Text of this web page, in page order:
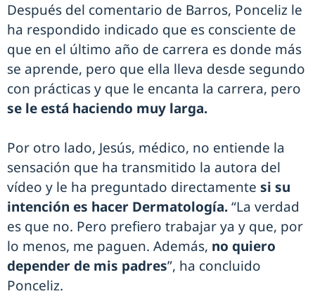
Después del comentario de Barros, Ponceliz le
ha respondido indicado que es consciente de
que en el último año de carrera es donde más
se aprende, pero que ella lleva desde segundo
con prácticas y que le encanta la carrera, pero
se le está haciendo muy larga.
Por otro lado, Jesús, médico, no entiende la
sensación que ha transmitido la autora del
vídeo y le ha preguntado directamente si su
intención es hacer Dermatología.“La verdad
es que no. Pero prefiero trabajar ya y que, por
lo menos, me paguen. Además, no quiero
depender de mis padres”, ha concluido
Ponceliz.